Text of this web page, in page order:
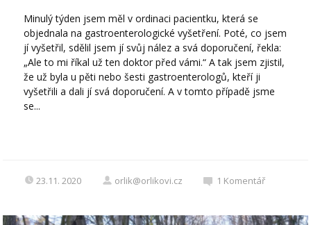
Minulý týden jsem měl v ordinaci pacientku, která se
objednala na gastroenterologické vyšetření. Poté, co jsem
jí vyšetřil, sdělil jsem jí svůj nález a svá doporučení, řekla:
„Ale to mi říkal už ten doktor před vámi.“ A tak jsem zjistil,
že už byla u pěti nebo šesti gastroenterologů, kteří ji
vyšetřili a dali jí svá doporučení. A v tomto případě jsme
se...
23.11. 2020 orlik@orlikovi.cz 1 Komentář